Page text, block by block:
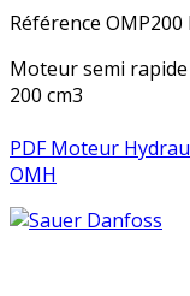
Référence OMP200
Moteur semi
200 cm3
PDF Moteur
OMH